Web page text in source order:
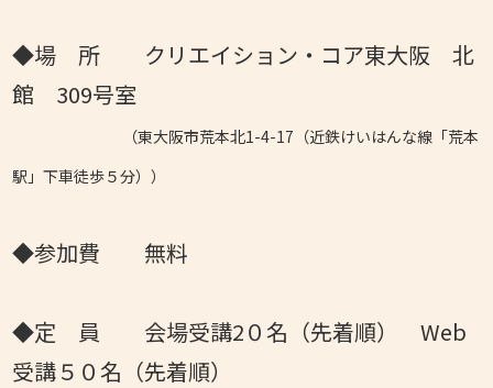
◆場 所 クリエイション・コア東大阪 北
館 309号室
（東大阪市荒本北1-4-17（近鉄けいはんな線「荒本
駅」下車徒歩５分））
◆参加費 無料
◆定 員 会場受講2０名（先着順） Web
受講５０名（先着順）